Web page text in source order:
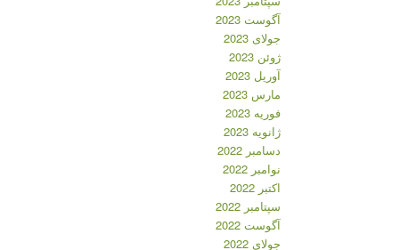
آگوست 2023
جولای 2023
ژوئن 2023
آوریل 2023
مارس 2023
فوریه 2023
ژانویه 2023
دسامبر 2022
نوامبر 2022
اکتبر 2022
سپتامبر 2022
آگوست 2022
جولای 2022